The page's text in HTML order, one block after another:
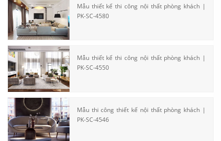
Mẫu thiết kế thi công nội thất phòng khách |
PK-SC-4580
Mẫu thiết kế thi công nội thất phòng khách |
PK-SC-4550
Mẫu thi công thiết kế nội thất phòng khách |
PK-SC-4546